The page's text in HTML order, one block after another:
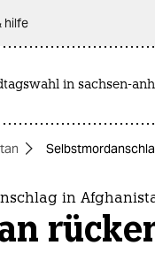
hilfe
in sachsen-
in